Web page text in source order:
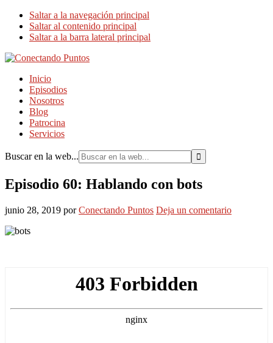
Saltar a la navegación principal
Saltar al contenido principal
Saltar a la barra lateral principal
Inicio
Episodios
Nosotros
Blog
Patrocina
Servicios
Buscar en la web...
Episodio 60: Hablando con bots
junio 28, 2019 porConectando Puntos Deja un comentario